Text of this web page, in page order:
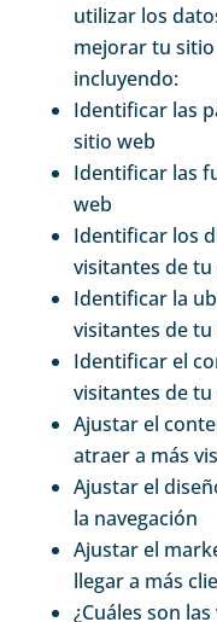
utilizar los
mejorar tu
incluyendo:
Identificar las
sitio web
Identificar las
web
Identificar los
visitantes de
Identificar la
visitantes de
Identificar el
visitantes de
Ajustar el
atraer a más
Ajustar el
la navegación
Ajustar el
llegar a más
¿Cuáles son